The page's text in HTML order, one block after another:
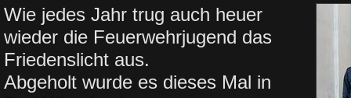
Wie jedes Jahr trug auch heuer
wieder die Feuerwehrjugend das
Friedenslicht aus.
Abgeholt wurde es dieses Mal in